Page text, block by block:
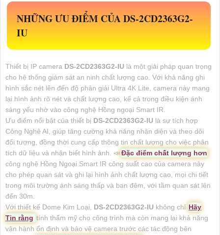
NHỮNG ƯU ĐIỂM CỦADS-2CD2363G2-
IU
Thiết bị IP camera DS-2CD2363G2-IU là một giải pháp quan trọng
cho hệ thống giám sát an ninh chất lượng cao. Với khả năng ghi
hình sắc nét lên đến độ phân giải Ultra 4K Lite, camera này mang
lại hình ảnh rõ nét và chất lượng cao, kể cả trong điều kiện ánh
sáng yếu nhờ vào công nghệ Hồng ngoại Smart IR.
Ưu điểm nổi bật của thiết bị DS-2CD2363G2-IU là sự tích hợp
Công Nghệ AI, giúp tăng cường khả năng nhận diện và theo dõi
đối tượng, đồng thời cung cấp thông tin chất lượng cho việc phân
tích dữ liệu và nhận biết hình ảnh. 📣Đặc điểm chất lượng hơn
công nghệ Hồng Ngoại Smart IR công suất cao của camera này
cho phép quan sát và ghi lại hình ảnh chất lượng cao, mọi chi tiết
trong môi trường ánh sáng thấp và ban đêm, với tầm quan sát lên
đến 30m.
Với thiết kế Dome Kim Loại, DS-2CD2363G2-IU không chỉ Hãy
Tin rằng tính thẩm mỹ cho công trình mà còn mang lại khả năng
vận hành ổn định và bảo vệ camera trước các tác động bên